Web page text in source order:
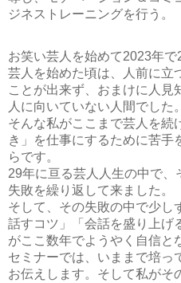
ジネストレーニングを行う。
お笑い芸人を始めて2023年で
芸人を始めた頃は、人前に立
ことが出来ず、おまけに人見
人に向いていない人間でした。
そんな私がここまで芸人を続
き」を仕事にするために苦手
らです。
29年に亘る芸人人生の中で
失敗を繰り返して来ました。
そして、その失敗の中で少し
話すコツ」「会話を盛り上げ
がここ数年でようやく自信と
セミナーでは、いままで培っ
お伝えします。そして私がそ